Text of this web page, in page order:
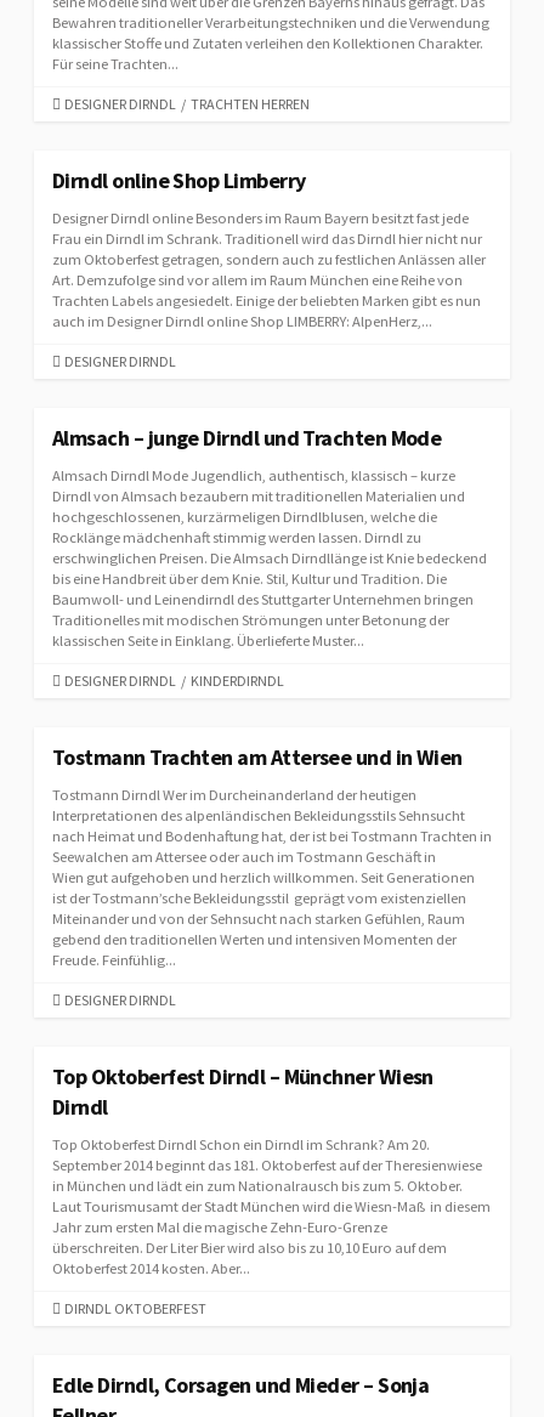
S
Bewahren traditioneller Verarbeitungstechniken und die Verwendung
klassischer Stoffe und Zutaten verleihen den Kollektionen Charakter.
Für seine Trachten...
C
E
O
R
I
E
S
DESIGNER DIRNDL / TRACHTEN HERREN
Dirndl online Shop Limberry
Designer Dirndl online Besonders im Raum Bayern besitzt fast jede
Frau ein Dirndl im Schrank. Traditionell wird das Dirndl hier nicht nur
zum Oktoberfest getragen, sondern auch zu festlichen Anlässen aller
Art. Demzufolge sind vor allem im Raum München eine Reihe von
Trachten Labels angesiedelt. Einige der beliebten Marken gibt es nun
auch im Designer Dirndl online Shop LIMBERRY: AlpenHerz,...
C
E
O
R
I
E
S
DESIGNER DIRNDL
Almsach – junge Dirndl und Trachten Mode
Almsach Dirndl Mode Jugendlich, authentisch, klassisch – kurze
Dirndl von Almsach bezaubern mit traditionellen Materialien und
hochgeschlossenen, kurzärmeligen Dirndlblusen, welche die
Rocklänge mädchenhaft stimmig werden lassen. Dirndl zu
erschwinglichen Preisen. Die Almsach Dirndllänge ist Knie bedeckend
bis eine Handbreit über dem Knie. Stil, Kultur und Tradition. Die
Baumwoll- und Leinendirndl des Stuttgarter Unternehmen bringen
Traditionelles mit modischen Strömungen unter Betonung der
klassischen Seite in Einklang. Überlieferte Muster...
C
E
O
R
I
E
S
DESIGNER DIRNDL / KINDERDIRNDL
Tostmann Trachten am Attersee und in Wien
Tostmann Dirndl Wer im Durcheinanderland der heutigen
Interpretationen des alpenländischen Bekleidungsstils Sehnsucht
nach Heimat und Bodenhaftung hat, der ist bei Tostmann Trachten in
Seewalchen am Attersee oder auch im Tostmann Geschäft in
Wien gut aufgehoben und herzlich willkommen. Seit Generationen
ist der Tostmann’sche Bekleidungsstil geprägt vom existenziellen
Miteinander und von der Sehnsucht nach starken Gefühlen, Raum
gebend den traditionellen Werten und intensiven Momenten der
Freude. Feinfühlig...
C
E
O
R
I
E
S
DESIGNER DIRNDL
Top Oktoberfest Dirndl – Münchner Wiesn
Dirndl
Top Oktoberfest Dirndl Schon ein Dirndl im Schrank? Am 20.
September 2014 beginnt das 181. Oktoberfest auf der Theresienwiese
in München und lädt ein zum Nationalrausch bis zum 5. Oktober.
Laut Tourismusamt der Stadt München wird die Wiesn-Maß in diesem
Jahr zum ersten Mal die magische Zehn-Euro-Grenze
überschreiten. Der Liter Bier wird also bis zu 10,10 Euro auf dem
Oktoberfest 2014 kosten. Aber...
C
E
DIRNDL OKTOBERFEST
Edle Dirndl, Corsagen und Mieder – Sonja